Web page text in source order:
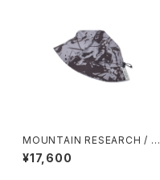
MOUNTAIN RESEARCH / SP
LATRAIL HAT
¥17,600